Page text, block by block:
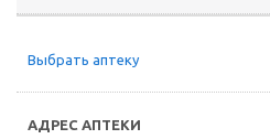
Выбрать аптеку